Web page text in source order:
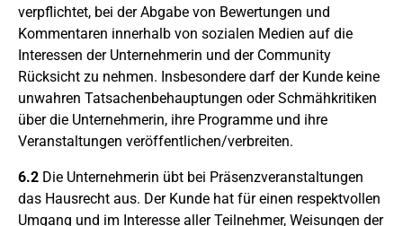
verpflichtet, bei der Abgabe von Bewertungen und
Kommentaren innerhalb von sozialen Medien auf die
Interessen der Unternehmerin und der Community
Rücksicht zu nehmen. Insbesondere darf der Kunde keine
unwahren Tatsachenbehauptungen oder Schmähkritiken
über die Unternehmerin, ihre Programme und ihre
Veranstaltungen veröffentlichen/verbreiten.
6.2 Die Unternehmerin übt bei Präsenzveranstaltungen
das Hausrecht aus. Der Kunde hat für einen respektvollen
Umgang und im Interesse aller Teilnehmer, Weisungen der